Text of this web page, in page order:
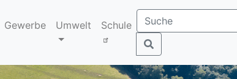
Gewerbe Umwelt Schule